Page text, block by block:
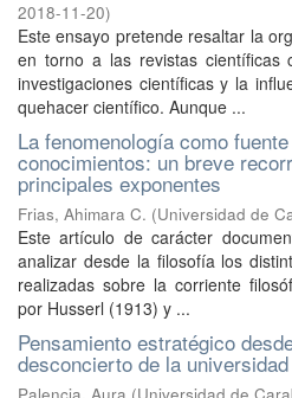
2018-11-20)
Este ensayo pretende resaltar la
en torno a las revistas científicas
investigaciones científicas y la
quehacer científico. Aunque ...
La fenomenología como
conocimientos: un breve
principales exponentes
Frias, Ahimara C. (Universidad de
Este artículo de carácter
analizar desde la filosofía los
realizadas sobre la corriente
por Husserl (1913) y ...
Pensamiento estratégico
desconcierto de la